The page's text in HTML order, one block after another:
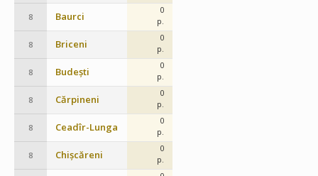
8 Baurci
0
p.
8 Briceni
0
p.
8 Budești
0
p.
8 Cărpineni
0
p.
8 Ceadîr-Lunga
0
p.
8 Chișcăreni
0
p.